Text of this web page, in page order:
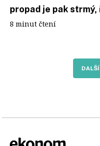
propad je pak
8 minut čtení